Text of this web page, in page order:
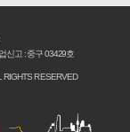
신고 : 중구 03429호
RIGHTS RESERVED